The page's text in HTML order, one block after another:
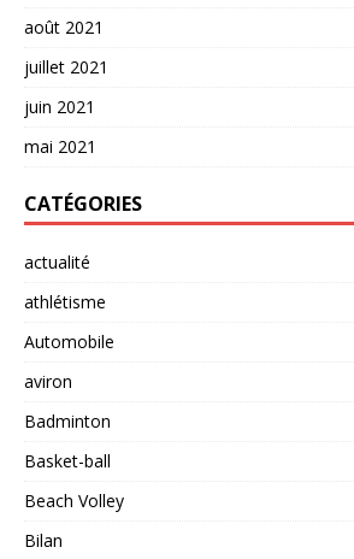
août 2021
juillet 2021
juin 2021
mai 2021
CATÉGORIES
actualité
athlétisme
Automobile
aviron
Badminton
Basket-ball
Beach Volley
Bilan